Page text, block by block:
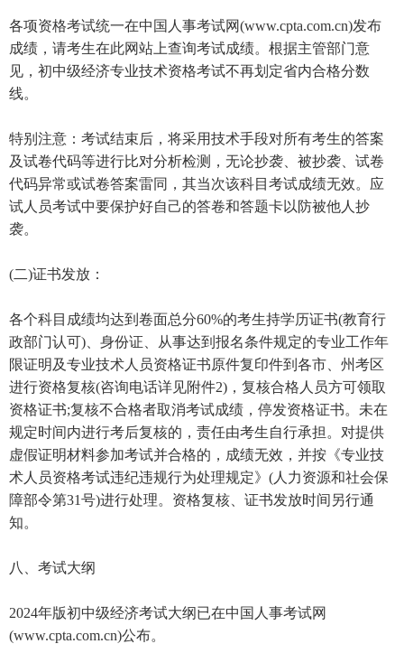
各项资格考试统一在中国人事考试网(www.cpta.com.cn)发布
成绩，请考生在此网站上查询考试成绩。根据主管部门意
见，初中级经济专业技术资格考试不再划定省内合格分数
线。
特别注意：考试结束后，将采用技术手段对所有考生的答案
及试卷代码等进行比对分析检测，无论抄袭、被抄袭、试卷
代码异常或试卷答案雷同，其当次该科目考试成绩无效。应
试人员考试中要保护好自己的答卷和答题卡以防被他人抄
袭。
(二)证书发放：
各个科目成绩均达到卷面总分60%的考生持学历证书(教育行
政部门认可)、身份证、从事达到报名条件规定的专业工作年
限证明及专业技术人员资格证书原件复印件到各市、州考区
进行资格复核(咨询电话详见附件2)，复核合格人员方可领取
资格证书;复核不合格者取消考试成绩，停发资格证书。未在
规定时间内进行考后复核的，责任由考生自行承担。对提供
虚假证明材料参加考试并合格的，成绩无效，并按《专业技
术人员资格考试违纪违规行为处理规定》(人力资源和社会保
障部令第31号)进行处理。资格复核、证书发放时间另行通
知。
八、考试大纲
2024年版初中级经济考试大纲已在中国人事考试网
(www.cpta.com.cn)公布。